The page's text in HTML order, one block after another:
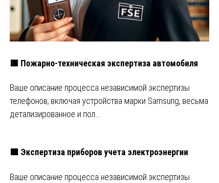
🟥 Пожарно-техническая экспертиза автомобиля
Ваше описание процесса независимой экспертизы
телефонов, включая устройства марки Samsung, весьма
детализированное и пол…
🟩 Экспертиза приборов учета электроэнергии
Ваше описание процесса независимой экспертизы